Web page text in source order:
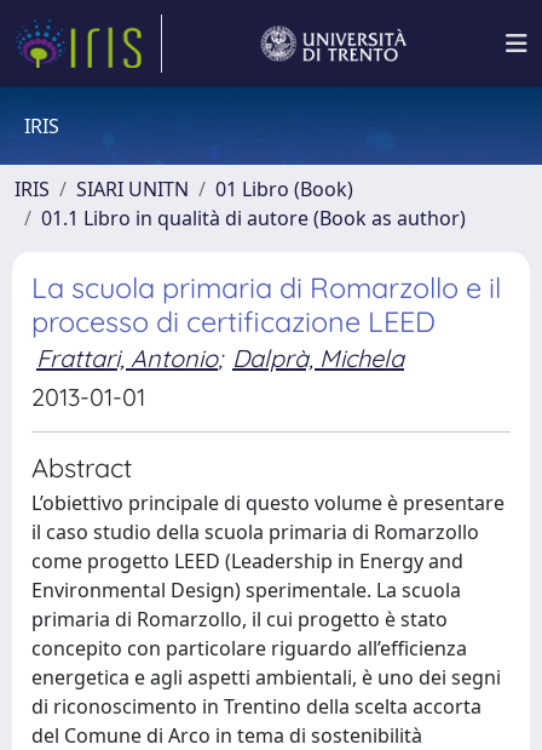
IRIS
IRIS SIARI UNITN
01 Libro (Book)
01.1 Libro in qualità di autore (Book as author)
La scuola primaria di Romarzollo e il
processo di certificazione LEED
Frattari, Antonio; Dalprà, Michela
2013-01-01
Abstract
L’obiettivo principale di questo volume è presentare
il caso studio della scuola primaria di Romarzollo
come progetto LEED (Leadership in Energy and
Environmental Design) sperimentale. La scuola
primaria di Romarzollo, il cui progetto è stato
concepito con particolare riguardo all’efficienza
energetica e agli aspetti ambientali, è uno dei segni
di riconoscimento in Trentino della scelta accorta
del Comune di Arco in tema di sostenibilità